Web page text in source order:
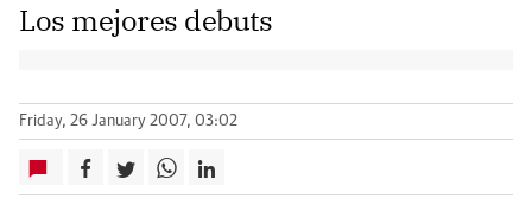
Los mejores debuts
Friday, 26 January 2007, 03:02